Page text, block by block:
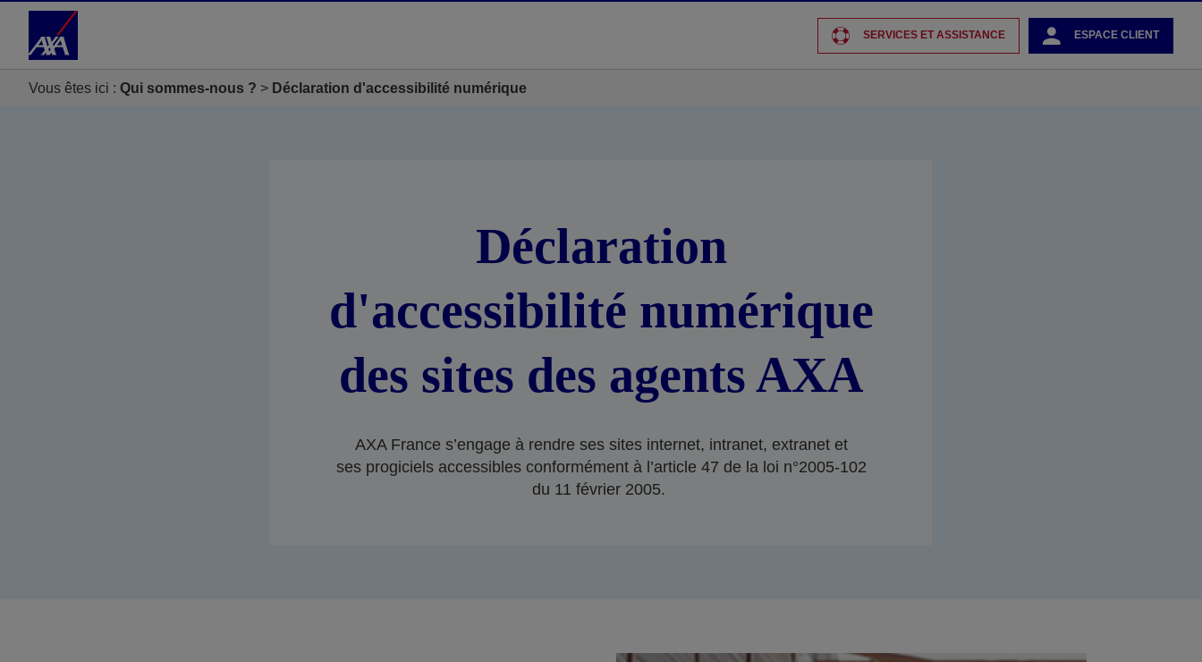
Accéder au Contenu
SERVICES ET ASSISTANCE ESPACE CLIENT
Vous êtes ici : Qui sommes-nous ? Déclaration d'accessibilité numérique
Déclaration
d'accessibilité numérique
des sites des agents AXA
AXA France s’engage à rendre ses sites internet, intranet, extranet et
ses progiciels accessibles conformément à l’article 47 de la loi n°2005-102
du 11 février 2005.